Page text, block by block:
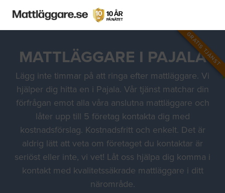
GRATIS TJÄNST
MATTLÄGGARE I PAJALA
Lägg inte timmar på att ringa efter mattläggare. Vi
hjälper dig hitta en i Pajala. Vår tjänst matchar din
förfrågan emot alla våra anslutna mattläggare och
låter upp till 5 företag kontakta dig med
kostnadsförslag. Kostnadsfritt och enkelt. Det är
aldrig lätt att veta om företaget du kontaktar är
seriöst eller inte, vi vet! Låt oss hjälpa dig komma i
kontakt med kvalitetssäkrade mattläggare i ditt
närområde.